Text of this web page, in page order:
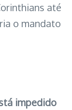
até
o mandato
impedido